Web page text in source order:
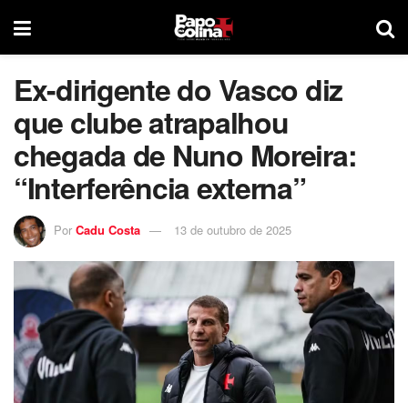
Ex-dirigente do Vasco diz
que clube atrapalhou
chegada de Nuno Moreira:
“Interferência externa”
Por Cadu Costa 13 de outubro de 2025